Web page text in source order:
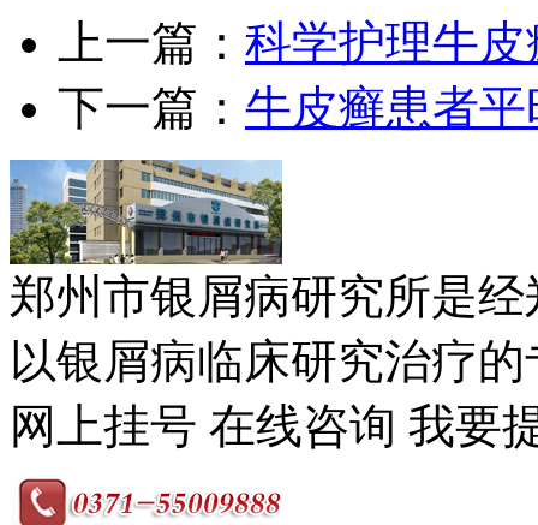
上一篇： 科学护理牛
下一篇： 牛皮癣患者
郑州市银屑病研究所是
以银屑病临床研究治疗
网上挂号 在线咨询 我要